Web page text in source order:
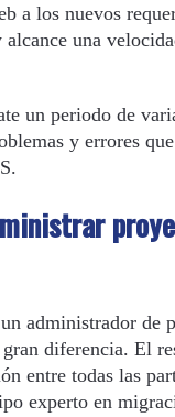
a los nuevos
una
un periodo de
y errores
administrador de
diferencia. El
entre todas las
experto en